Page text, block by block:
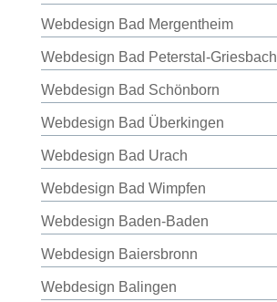
Webdesign Bad Mergentheim
Webdesign Bad Peterstal-Griesbach
Webdesign Bad Schönborn
Webdesign Bad Überkingen
Webdesign Bad Urach
Webdesign Bad Wimpfen
Webdesign Baden-Baden
Webdesign Baiersbronn
Webdesign Balingen